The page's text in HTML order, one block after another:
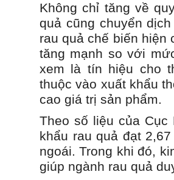
Không chỉ tăng về
quả cũng chuyển
rau quả chế biến hiện
tăng mạnh so với
xem là tín hiệu cho
thuộc vào xuất khẩu
cao giá trị sản phẩm.
Theo số liệu của Cục
khẩu rau quả đạt
ngoái. Trong khi đó,
giúp ngành rau quả